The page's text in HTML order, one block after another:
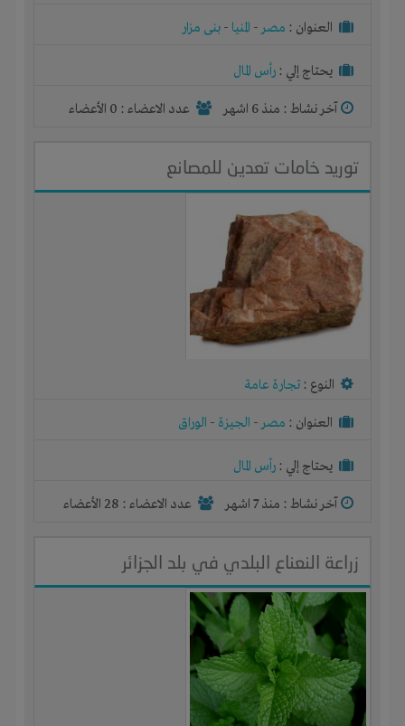
العنوان : مصر- المنيا - بنى مزار
يحتاج إلي : رأس المال
آخر نشاط : منذ 6 اشهر عدد الاعضاء : 0 الأعضاء
توريد خامات تعدين للمصانع
النوع : تجارة عامة
العنوان : مصر- الجيزة - الوراق
يحتاج إلي : رأس المال
آخر نشاط : منذ 7 اشهر عدد الاعضاء : 28 الأعضاء
زراعة النعناع البلدي في بلد الجزائر